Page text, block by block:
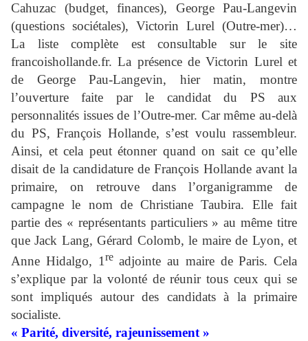
Cahuzac (budget, finances), George Pau-Langevin
(questions sociétales), Victorin Lurel (Outre-mer)…
La liste complète est consultable sur le site
francoishollande.fr. La présence de Victorin Lurel et
de George Pau-Langevin, hier matin, montre
l’ouverture faite par le candidat du PS aux
personnalités issues de l’Outre-mer. Car même au-delà
du PS, François Hollande, s’est voulu rassembleur.
Ainsi, et cela peut étonner quand on sait ce qu’elle
disait de la candidature de François Hollande avant la
primaire, on retrouve dans l’organigramme de
campagne le nom de Christiane Taubira. Elle fait
partie des « représentants particuliers » au même titre
que Jack Lang, Gérard Colomb, le maire de Lyon, et
Anne Hidalgo, 1readjointe au maire de Paris. Cela
s’explique par la volonté de réunir tous ceux qui se
sont impliqués autour des candidats à la primaire
socialiste.
« Parité, diversité, rajeunissement »